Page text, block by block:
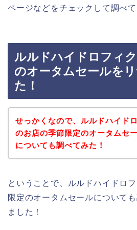
ページなどをチェックして調べ
ルルドハイドロフィ
のオータムセールを
た！
せっかくなので、ルルドハイド
のお店の季節限定のオータムセ
についても調べてみた！
ということで、ルルドハイドロ
限定のオータムセールについて
ました！